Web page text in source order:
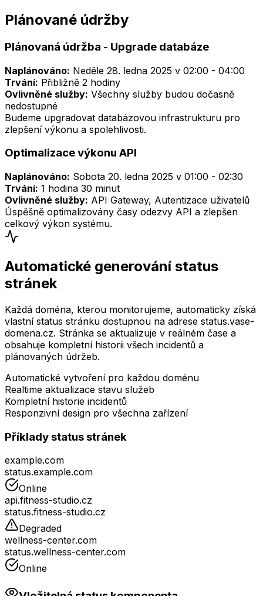
Plánované údržby
Plánovaná údržba - Upgrade databáze
Naplánováno: Neděle 28. ledna 2025 v 02:00 - 04:00
Trvání: Přibližně 2 hodiny
Ovlivněné služby: Všechny služby budou dočasně
nedostupné
Budeme upgradovat databázovou infrastrukturu pro
zlepšení výkonu a spolehlivosti.
Optimalizace výkonu API
Naplánováno: Sobota 20. ledna 2025 v 01:00 - 02:30
Trvání: 1 hodina 30 minut
Ovlivněné služby: API Gateway, Autentizace uživatelů
Úspěšně optimalizovány časy odezvy API a zlepšen
celkový výkon systému.
Automatické generování status
stránek
Každá doména, kterou monitorujeme, automaticky získá
vlastní status stránku dostupnou na adrese status.vase-
domena.cz. Stránka se aktualizuje v reálném čase a
obsahuje kompletní historii všech incidentů a
plánovaných údržeb.
Automatické vytvoření pro každou doménu
Realtime aktualizace stavu služeb
Kompletní historie incidentů
Responzivní design pro všechna zařízení
Příklady status stránek
example.com
status.example.com
Online
api.fitness-studio.cz
status.fitness-studio.cz
Degraded
wellness-center.com
status.wellness-center.com
Online